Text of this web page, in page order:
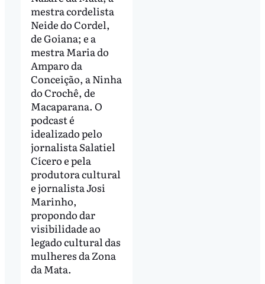
mestra cordelista
Neide do Cordel,
de Goiana; e a
mestra Maria do
Amparo da
Conceição, a Ninha
do Crochê, de
Macaparana. O
podcast é
idealizado pelo
jornalista Salatiel
Cícero e pela
produtora cultural
e jornalista Josi
Marinho,
propondo dar
visibilidade ao
legado cultural das
mulheres da Zona
da Mata.